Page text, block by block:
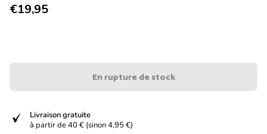
Prix normal
€19,95
En rupture de stock
verified
Livraison gratuite
à partir de 40 € (sinon 4,95 €)